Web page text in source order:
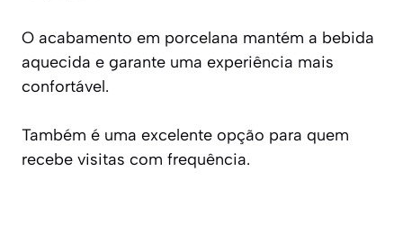
O acabamento em porcelana mantém a bebida
aquecida e garante uma experiência mais
confortável.
Também é uma excelente opção para quem
recebe visitas com frequência.